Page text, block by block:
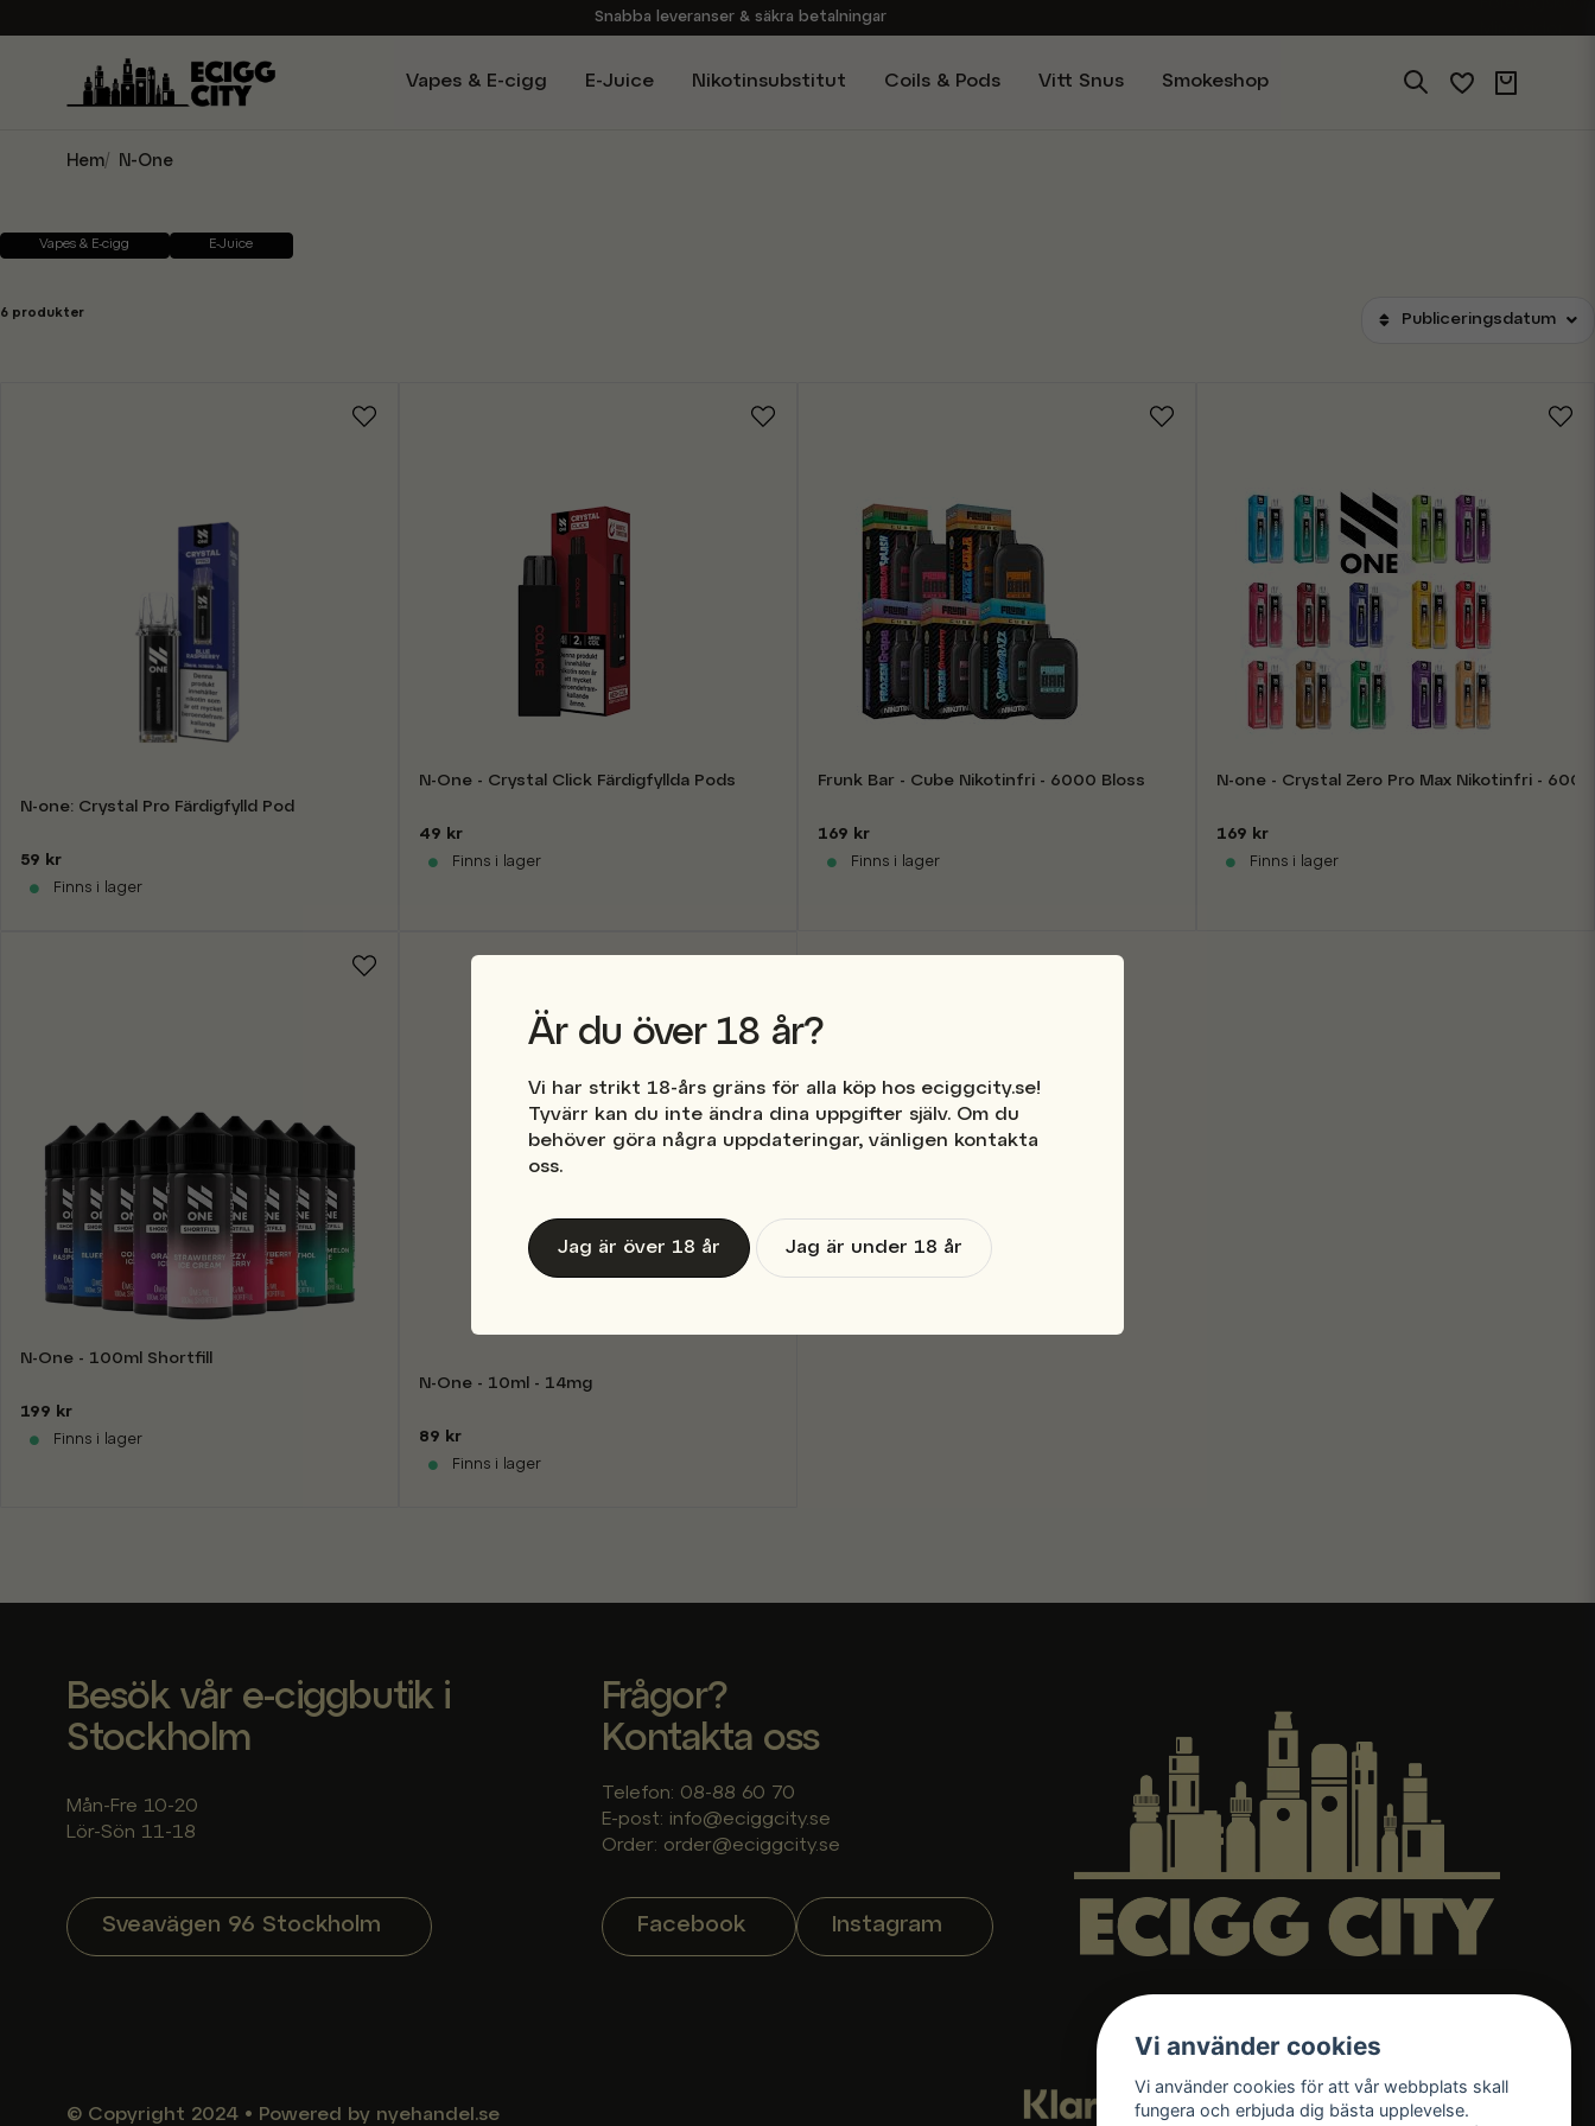
Snabba leveranser & säkra betalningar
Brett sortiment av produkter
Vapes & E-cigg E-Juice Nikotinsubstitut Coils & Pods Vitt Snus Smokeshop
Hem N-One
Vapes & E-cigg E-Juice
6 produkter Publiceringsdatum
N-one: Crystal Pro Färdigfylld Pod
59 kr
Finns i lager
N-One - Crystal Click Färdigfyllda Pods
49 kr
Finns i lager
Frunk Bar - Cube Nikotinfri - 6000 Bloss
169 kr
Finns i lager
N-one - Crystal Zero Pro Max Nikotinfri -
169 kr
Finns i lager
N-One - 100ml Shortfill
199 kr
Finns i lager
N-One - 10ml - 14mg
89 kr
Finns i lager
Är du över 18 år?
Vi har strikt 18-års gräns för alla köp hos eciggcity.se!
Tyvärr kan du inte ändra dina uppgifter själv. Om du
behöver göra några uppdateringar, vänligen kontakta
oss.
Jag är över 18 år Jag är under 18 år
Besök vår e-ciggbutik i
Stockholm
Mån-Fre 10-20
Lör-Sön 11-18
Sveavägen 96 Stockholm
Frågor?
Kontakta oss
Telefon: 08-88 60 70
E-post: info@eciggcity.se
Order: order@eciggcity.se
Facebook Instagram
© Copyright 2024 • Powered by nyehandel.se
Vi använder cookies
Vi använder cookies för att vår webbplats skall
fungera och erbjuda dig bästa upplevelse.